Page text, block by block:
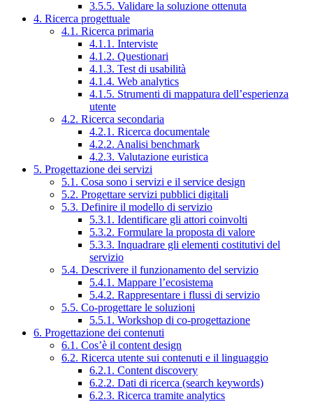
3.5.5. Validare la soluzione ottenuta
4. Ricerca progettuale
4.1. Ricerca primaria
4.1.1. Interviste
4.1.2. Questionari
4.1.3. Test di usabilità
4.1.4. Web analytics
4.1.5. Strumenti di mappatura dell’esperienza
utente
4.2. Ricerca secondaria
4.2.1. Ricerca documentale
4.2.2. Analisi benchmark
4.2.3. Valutazione euristica
5. Progettazione dei servizi
5.1. Cosa sono i servizi e il service design
5.2. Progettare servizi pubblici digitali
5.3. Definire il modello di servizio
5.3.1. Identificare gli attori coinvolti
5.3.2. Formulare la proposta di valore
5.3.3. Inquadrare gli elementi costitutivi del
servizio
5.4. Descrivere il funzionamento del servizio
5.4.1. Mappare l’ecosistema
5.4.2. Rappresentare i flussi di servizio
5.5. Co-progettare le soluzioni
5.5.1. Workshop di co-progettazione
6. Progettazione dei contenuti
6.1. Cos’è il content design
6.2. Ricerca utente sui contenuti e il linguaggio
6.2.1. Content discovery
6.2.2. Dati di ricerca (search keywords)
6.2.3. Ricerca tramite analytics